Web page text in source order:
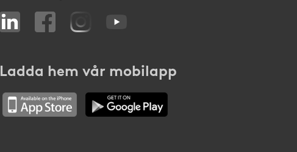
Ladda hem vår mobilapp